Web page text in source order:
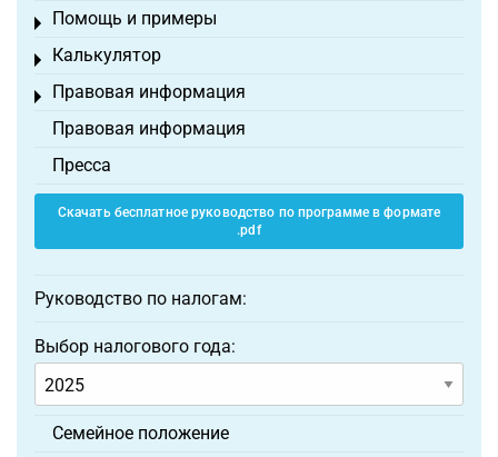
Помощь и примеры
Toggle menu
Калькулятор
Toggle menu
Правовая информация
Toggle menu
Правовая информация
Пресса
Скачать бесплатное руководство по программе в формате
.pdf
Руководство по налогам:
Выбор налогового года:
Семейное положение